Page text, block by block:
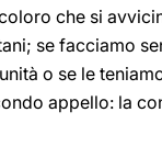
che si
se facciamo
o se le
appello: la